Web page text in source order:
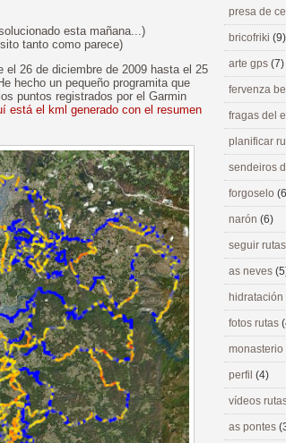
esta mañana...)
tanto como parece)
el 26 de diciembre de 2009 hasta el 25
hecho un pequeño programita que
puntos registrados por el Garmin
está el kml generado con el resumen
presa de
bricofriki (9)
arte gps (7)
fervenza
fragas del
planificar
sendeiros
forgoselo
narón (6)
seguir
as neves
hidratación
fotos rutas
perfil (4)
vídeos
as pontes